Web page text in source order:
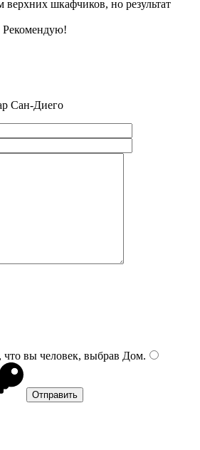
шкафчиков, но результат
Рекомендую!
Сан-Диего
вы человек, выбрав Дом.